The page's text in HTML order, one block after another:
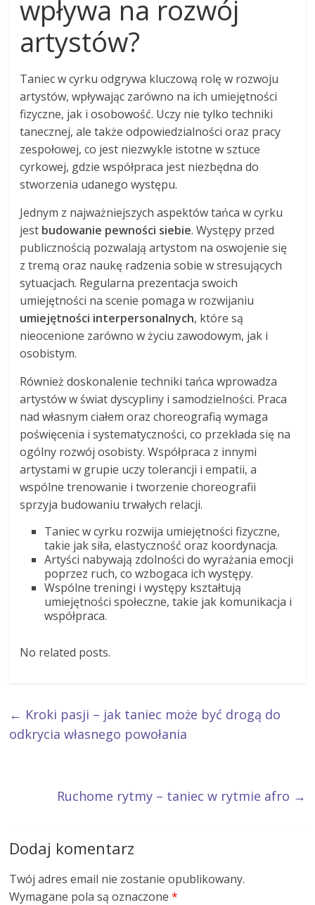
wpływa na rozwój
artystów?
Taniec w cyrku odgrywa kluczową rolę w rozwoju
artystów, wpływając zarówno na ich umiejętności
fizyczne, jak i osobowość. Uczy nie tylko techniki
tanecznej, ale także odpowiedzialności oraz pracy
zespołowej, co jest niezwykle istotne w sztuce
cyrkowej, gdzie współpraca jest niezbędna do
stworzenia udanego występu.
Jednym z najważniejszych aspektów tańca w cyrku
jest budowanie pewności siebie. Występy przed
publicznością pozwalają artystom na oswojenie się
z tremą oraz naukę radzenia sobie w stresujących
sytuacjach. Regularna prezentacja swoich
umiejętności na scenie pomaga w rozwijaniu
umiejętności interpersonalnych, które są
nieocenione zarówno w życiu zawodowym, jak i
osobistym.
Również doskonalenie techniki tańca wprowadza
artystów w świat dyscypliny i samodzielności. Praca
nad własnym ciałem oraz choreografią wymaga
poświęcenia i systematyczności, co przekłada się na
ogólny rozwój osobisty. Współpraca z innymi
artystami w grupie uczy tolerancji i empatii, a
wspólne trenowanie i tworzenie choreografii
sprzyja budowaniu trwałych relacji.
Taniec w cyrku rozwija umiejętności fizyczne,
takie jak siła, elastyczność oraz koordynacja.
Artyści nabywają zdolności do wyrażania emocji
poprzez ruch, co wzbogaca ich występy.
Wspólne treningi i występy kształtują
umiejętności społeczne, takie jak komunikacja i
współpraca.
No related posts.
← Kroki pasji – jak taniec może być drogą do
odkrycia własnego powołania
Ruchome rytmy – taniec w rytmie afro →
Dodaj komentarz
Twój adres email nie zostanie opublikowany.
Wymagane pola są oznaczone*